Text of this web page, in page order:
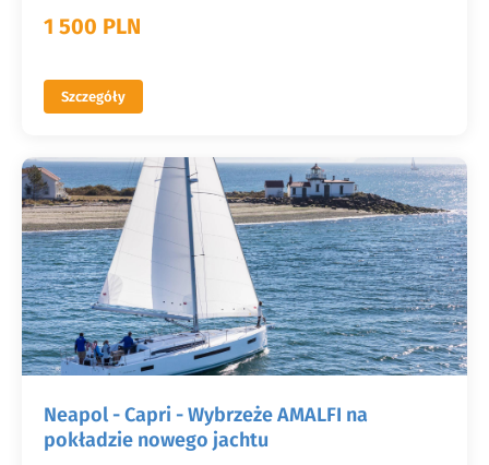
1 500 PLN
Szczegóły
Neapol - Capri - Wybrzeże AMALFI na
pokładzie nowego jachtu